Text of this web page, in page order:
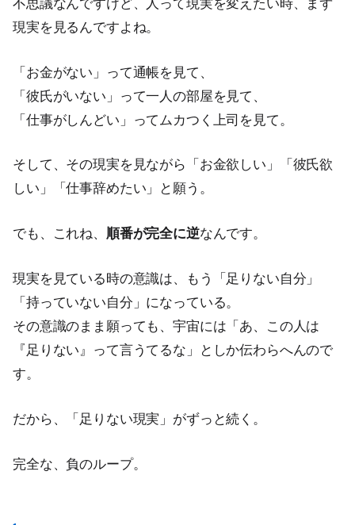
現実を見るんですよね。
「お金がない」って通帳を見て、
「彼氏がいない」って一人の部屋を見て、
「仕事がしんどい」ってムカつく上司を見て。
そして、その現実を見ながら「お金欲しい」「彼氏欲
しい」「仕事辞めたい」と願う。
でも、これね、 順番が完全に逆なんです。
現実を見ている時の意識は、もう「足りない自分」
「持っていない自分」になっている。
その意識のまま願っても、宇宙には「あ、この人は
『足りない』って言うてるな」としか伝わらへんので
す。
だから、「足りない現実」がずっと続く。
完全な、負のループ。